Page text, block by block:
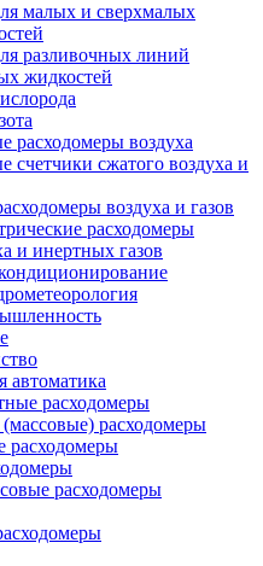
малых и сверхмалых
разливочных линий
жидкостей
воздуха
сжатого воздуха и
воздуха и газов
расходомеры
и инертных газов
расходомеры
расходомеры
расходомеры
расходомеры